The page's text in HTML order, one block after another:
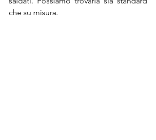
che su misura.